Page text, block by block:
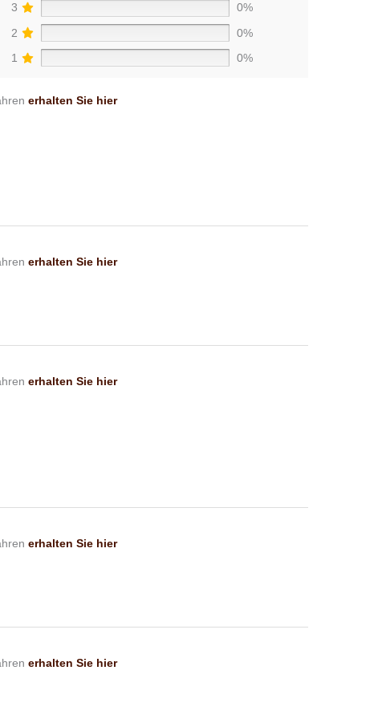
3
0%
2
0%
1
0%
erhalten Sie hier
erhalten Sie hier
erhalten Sie hier
erhalten Sie hier
erhalten Sie hier